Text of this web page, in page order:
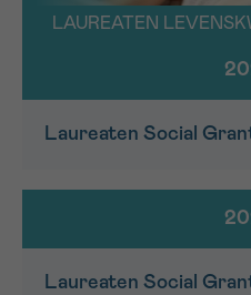
LAUREATEN
Laureaten Social
Laureaten Social